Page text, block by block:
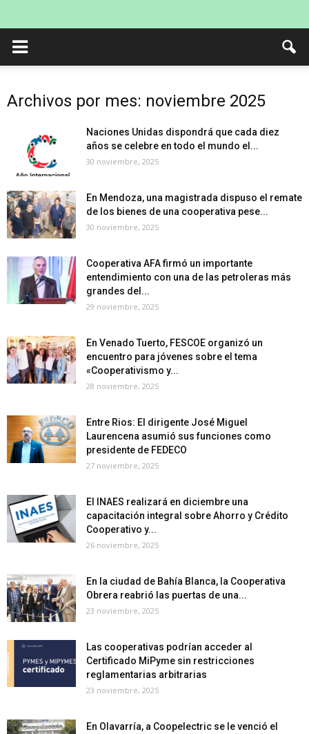
Archivos por mes: noviembre 2025
Naciones Unidas dispondrá que cada diez
años se celebre en todo el mundo el...
30 noviembre, 2025
En Mendoza, una magistrada dispuso el remate
de los bienes de una cooperativa pese...
30 noviembre, 2025
Cooperativa AFA firmó un importante
entendimiento con una de las petroleras más
grandes del...
29 noviembre, 2025
En Venado Tuerto, FESCOE organizó un
encuentro para jóvenes sobre el tema
«Cooperativismo y...
28 noviembre, 2025
Entre Rios: El dirigente José Miguel
Laurencena asumió sus funciones como
presidente de FEDECO
27 noviembre, 2025
El INAES realizará en diciembre una
capacitación integral sobre Ahorro y Crédito
Cooperativo y...
26 noviembre, 2025
En la ciudad de Bahía Blanca, la Cooperativa
Obrera reabrió las puertas de una...
23 noviembre, 2025
Las cooperativas podrían acceder al
Certificado MiPyme sin restricciones
reglamentarias arbitrarias
23 noviembre, 2025
En Olavarría, a Coopelectric se le venció el